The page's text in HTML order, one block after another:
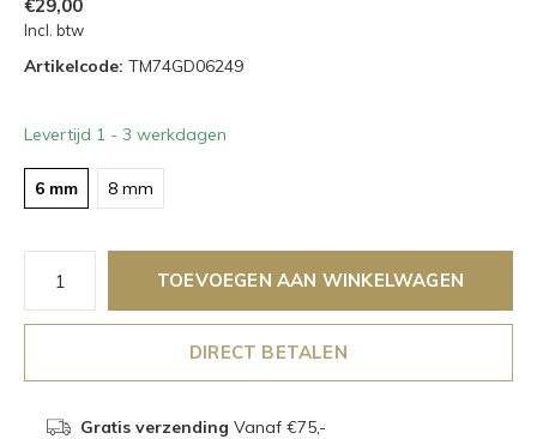
€29,00
Incl. btw
Artikelcode: TM74GD06249
Levertijd 1 - 3 werkdagen
6 mm 8 mm
TOEVOEGEN AAN WINKELWAGEN
DIRECT BETALEN
Gratis verzending Vanaf €75,-